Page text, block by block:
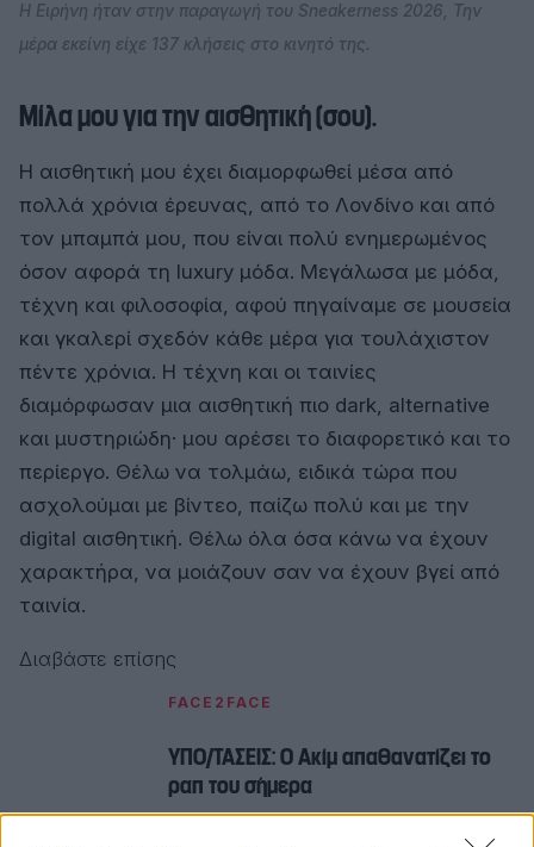
Η Ειρήνη ήταν στην παραγωγή του Sneakerness 2026, Την
μέρα εκείνη είχε 137 κλήσεις στο κινητό της.
Μίλα μου για την αισθητική (σου).
Η αισθητική μου έχει διαμορφωθεί μέσα από
πολλά χρόνια έρευνας, από το Λονδίνο και από
τον μπαμπά μου, που είναι πολύ ενημερωμένος
όσον αφορά τη luxury μόδα. Μεγάλωσα με μόδα,
τέχνη και φιλοσοφία, αφού πηγαίναμε σε μουσεία
και γκαλερί σχεδόν κάθε μέρα για τουλάχιστον
πέντε χρόνια. Η τέχνη και οι ταινίες
διαμόρφωσαν μια αισθητική πιο dark, alternative
και μυστηριώδη· μου αρέσει το διαφορετικό και το
περίεργο. Θέλω να τολμάω, ειδικά τώρα που
ασχολούμαι με βίντεο, παίζω πολύ και με την
digital αισθητική. Θέλω όλα όσα κάνω να έχουν
χαρακτήρα, να μοιάζουν σαν να έχουν βγεί από
ταινία.
Διαβάστε επίσης
FACE2FACE
ΥΠΟ/ΤΑΣΕΙΣ: Ο Ακίμ απαθανατίζει το
ραπ του σήμερα